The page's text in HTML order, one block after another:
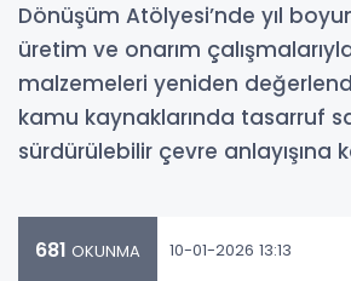
Dönüşüm Atölyesi’nde yıl
üretim ve onarım
malzemeleri yeniden
kamu kaynaklarında tasarruf
sürdürülebilir çevre anlayışına
681 OKUNMA 10-01-2026 13:13